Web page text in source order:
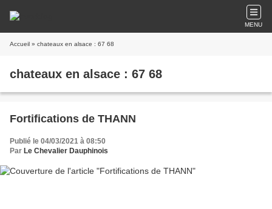
MENU
Accueil » chateaux en alsace : 67 68
chateaux en alsace : 67 68
Fortifications de THANN
Publié le 04/03/2021 à 08:50
Par Le Chevalier Dauphinois